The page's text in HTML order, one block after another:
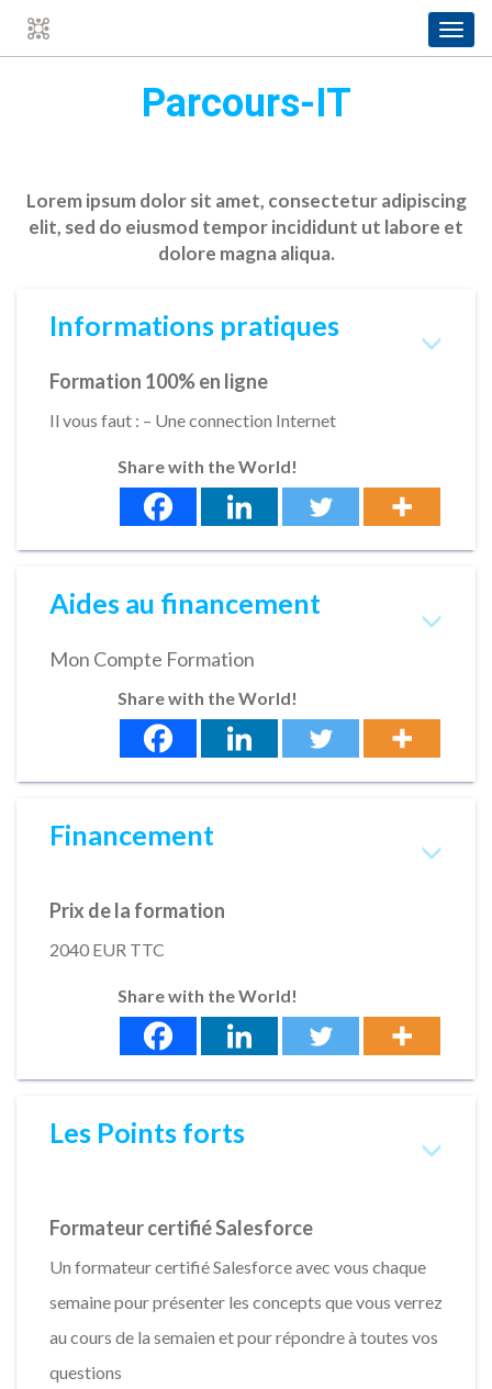
REGISTER YOUR EMAIL HERE
Parcours-IT
Lorem ipsum dolor sit amet, consectetur adipiscing
elit, sed do eiusmod tempor incididunt ut labore et
dolore magna aliqua.
Informations pratiques
Formation 100% en ligne
Il vous faut : – Une connection Internet
Share with the World!
Aides au financement
Mon Compte Formation
Share with the World!
Financement
Prix de la formation
2040 EUR TTC
Share with the World!
Les Points forts
Formateur certifié Salesforce
Un formateur certifié Salesforce avec vous chaque
semaine pour présenter les concepts que vous verrez
au cours de la semaien et pour répondre à toutes vos
questions